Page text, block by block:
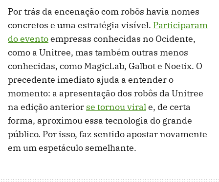
Por trás da encenação com robôs havia nomes
concretos e uma estratégia visível. Participaram
do eventoempresas conhecidas no Ocidente,
como a Unitree, mas também outras menos
conhecidas, como MagicLab, Galbot e Noetix. O
precedente imediato ajuda a entender o
momento: a apresentação dos robôs da Unitree
na edição anterior se tornou virale, de certa
forma, aproximou essa tecnologia do grande
público. Por isso, faz sentido apostar novamente
em um espetáculo semelhante.